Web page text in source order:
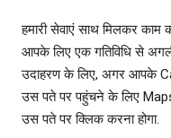
हमारी सेवाएं साथ मिलकर
आपके लिए एक गतिविधि से अगली
उदाहरण के लिए, अगर आपके
उस पते पर पहुंचने के लिए
उस पते पर क्लिक करना होगा.